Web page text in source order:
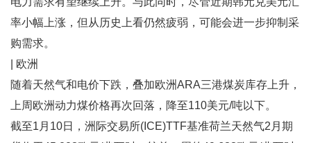
率小幅上涨，但从历史上看仍然疲弱，可能会进一步抑制采
购需求。
| 欧洲
随着天然气和电价下跌，叠加欧洲ARA三港煤炭库存上升，
上周欧洲动力煤价格再次回落，降至110美元/吨以下。
截至1月10日，洲际交易所(ICE)TTF基准荷兰天然气2月期